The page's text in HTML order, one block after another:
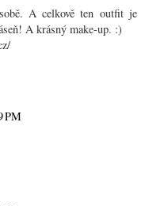
A celkově ten outfit je
A krásný make-up. :)
PM